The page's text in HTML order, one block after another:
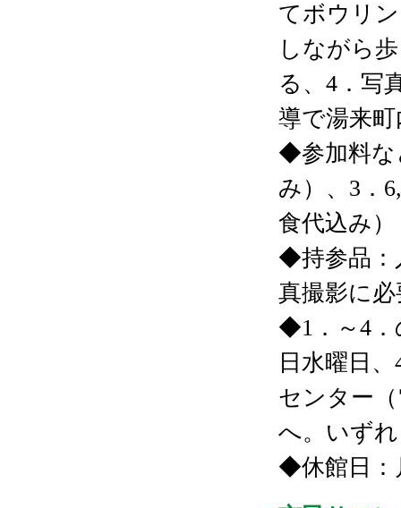
てボウリ
しながら
る、4．写
導で湯来
◆参加料な
み）、3．
食代込み）
◆持参品：
真撮影に
◆1．～4．
日水曜日
センター（
へ。いず
◆休館日：